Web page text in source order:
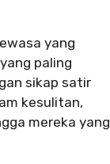
yang
paling
sikap satir
kesulitan,
mereka yang